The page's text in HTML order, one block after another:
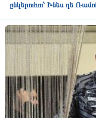
ընկերուհու՝ Ինես դե